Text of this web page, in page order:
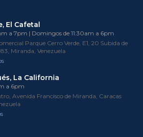
El Cafetal
a 7pm | Domingos de 11:30am a 6pm
Parque Cerro Verde, E1, 20 Subida de
Miranda, Venezuela
La California
a 6pm
Avenida Francisco de Miranda, Caracas